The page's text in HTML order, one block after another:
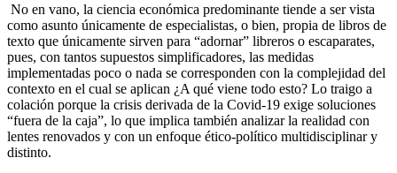
No en vano, la ciencia económica predominante tiende a ser vista
como asunto únicamente de especialistas, o bien, propia de libros de
texto que únicamente sirven para “adornar” libreros o escaparates,
pues, con tantos supuestos simplificadores, las medidas
implementadas poco o nada se corresponden con la complejidad del
contexto en el cual se aplican ¿A qué viene todo esto? Lo traigo a
colación porque la crisis derivada de la Covid-19 exige soluciones
“fuera de la caja”, lo que implica también analizar la realidad con
lentes renovados y con un enfoque ético-político multidisciplinar y
distinto.